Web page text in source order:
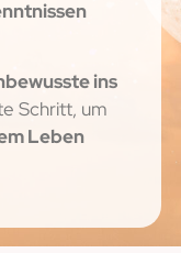
ins
Schritt, um
Leben